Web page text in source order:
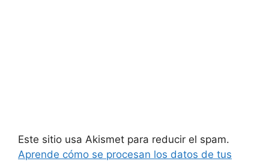
Este sitio usa Akismet para reducir el spam.
Aprende cómo se procesan los datos de tus